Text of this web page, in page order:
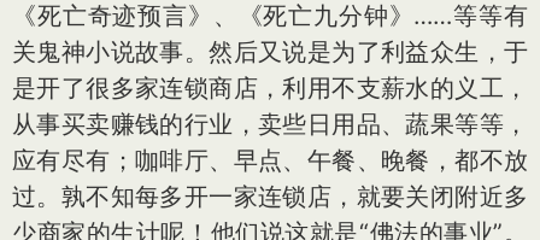
《死亡奇迹预言》、《死亡九分钟》……等等有
关鬼神小说故事。然后又说是为了利益众生，于
是开了很多家连锁商店，利用不支薪水的义工，
从事买卖赚钱的行业，卖些日用品、蔬果等等，
应有尽有；咖啡厅、早点、午餐、晚餐，都不放
过。孰不知每多开一家连锁店，就要关闭附近多
少商家的生计呢！他们说这就是“佛法的事业”。